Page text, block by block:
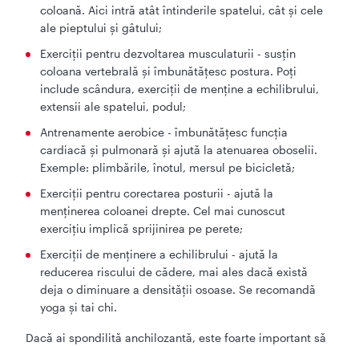
coloană. Aici intră atât întinderile spatelui, cât și cele
ale pieptului și gâtului;
Exerciții pentru dezvoltarea musculaturii - susțin
coloana vertebrală și îmbunătățesc postura. Poți
include scândura, exerciții de menține a echilibrului,
extensii ale spatelui, podul;
Antrenamente aerobice - îmbunătățesc funcția
cardiacă și pulmonară și ajută la atenuarea oboselii.
Exemple: plimbările, înotul, mersul pe bicicletă;
Exerciții pentru corectarea posturii - ajută la
menținerea coloanei drepte. Cel mai cunoscut
exercițiu implică sprijinirea pe perete;
Exerciții de menținere a echilibrului - ajută la
reducerea riscului de cădere, mai ales dacă există
deja o diminuare a densității osoase. Se recomandă
yoga și tai chi.
Dacă ai spondilită anchilozantă, este foarte important să